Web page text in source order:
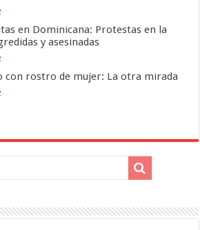
en Dominicana: Protestas en la
y asesinadas
con rostro de mujer: La otra mirada